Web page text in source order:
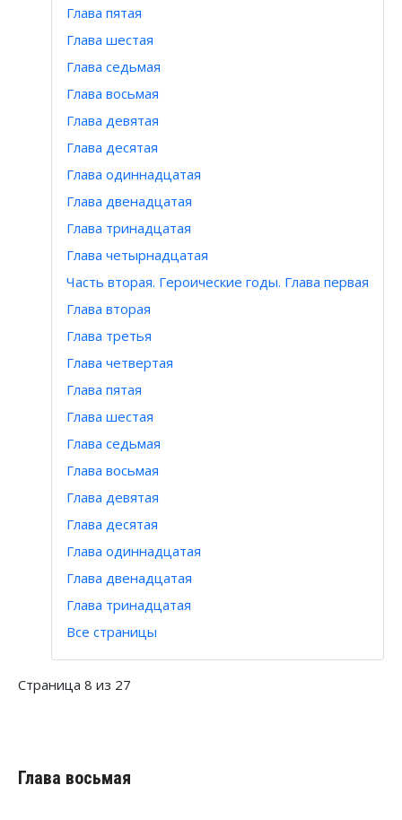
Глава пятая
Глава шестая
Глава седьмая
Глава восьмая
Глава девятая
Глава десятая
Глава одиннадцатая
Глава двенадцатая
Глава тринадцатая
Глава четырнадцатая
Часть вторая. Героические годы. Глава первая
Глава вторая
Глава третья
Глава четвертая
Глава пятая
Глава шестая
Глава седьмая
Глава восьмая
Глава девятая
Глава десятая
Глава одиннадцатая
Глава двенадцатая
Глава тринадцатая
Все страницы
Страница 8 из 27
Глава восьмая